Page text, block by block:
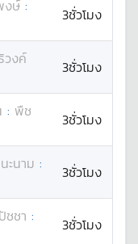
ษ์ :
3ชั่วโมง
วงค์
3ชั่วโมง
: พืช
3ชั่วโมง
ะนาม :
3ชั่วโมง
ชชา :
3ชั่วโมง